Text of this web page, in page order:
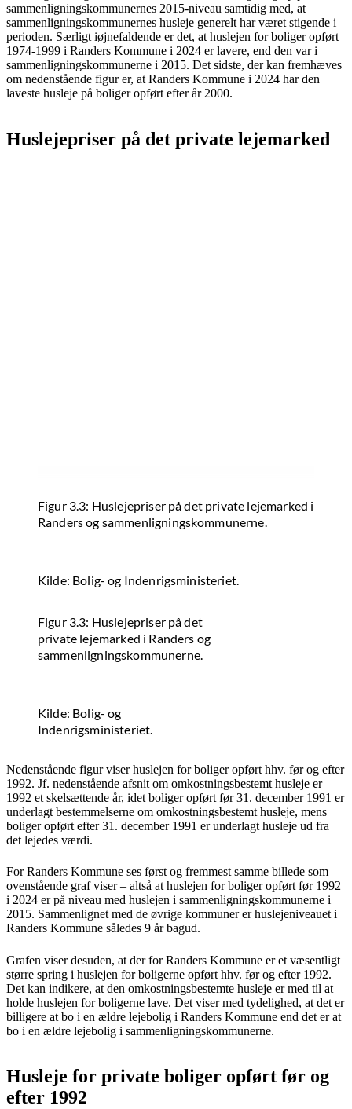
sammenligningskommunernes 2015-niveau samtidig med, at
sammenligningskommunernes husleje generelt har været stigende i
perioden. Særligt iøjnefaldende er det, at huslejen for boliger opført
1974-1999 i Randers Kommune i 2024 er lavere, end den var i
sammenligningskommunerne i 2015. Det sidste, der kan fremhæves
om nedenstående figur er, at Randers Kommune i 2024 har den
laveste husleje på boliger opført efter år 2000.
Huslejepriser på det private lejemarked
Figur 3.3: Huslejepriser på det private lejemarked i
Randers og sammenligningskommunerne.
Kilde: Bolig- og Indenrigsministeriet.
Figur 3.3: Huslejepriser på det
private lejemarked i Randers og
sammenligningskommunerne.
Kilde: Bolig- og
Indenrigsministeriet.
Nedenstående figur viser huslejen for boliger opført hhv. før og efter
1992. Jf. nedenstående afsnit om omkostningsbestemt husleje er
1992 et skelsættende år, idet boliger opført før 31. december 1991 er
underlagt bestemmelserne om omkostningsbestemt husleje, mens
boliger opført efter 31. december 1991 er underlagt husleje ud fra
det lejedes værdi.
For Randers Kommune ses først og fremmest samme billede som
ovenstående graf viser – altså at huslejen for boliger opført før 1992
i 2024 er på niveau med huslejen i sammenligningskommunerne i
2015. Sammenlignet med de øvrige kommuner er huslejeniveauet i
Randers Kommune således 9 år bagud.
Grafen viser desuden, at der for Randers Kommune er et væsentligt
større spring i huslejen for boligerne opført hhv. før og efter 1992.
Det kan indikere, at den omkostningsbestemte husleje er med til at
holde huslejen for boligerne lave. Det viser med tydelighed, at det er
billigere at bo i en ældre lejebolig i Randers Kommune end det er at
bo i en ældre lejebolig i sammenligningskommunerne.
Husleje for private boliger opført før og
efter 1992